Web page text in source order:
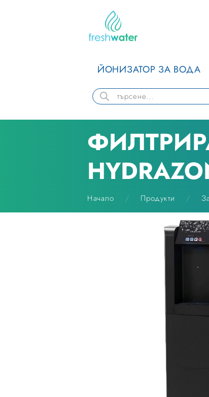
ЙОНИЗАТОР ЗА ВОДА
Начало Продукти